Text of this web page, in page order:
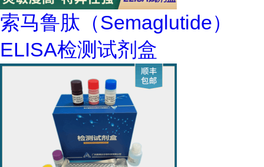
索马鲁肽（Semaglutide）
ELISA检测试剂盒